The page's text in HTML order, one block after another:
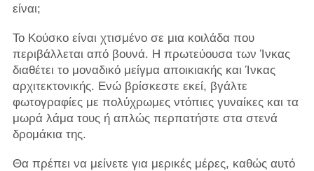
είναι;
Το Κούσκο είναι χτισμένο σε μια κοιλάδα που
περιβάλλεται από βουνά. Η πρωτεύουσα των Ίνκας
διαθέτει το μοναδικό μείγμα αποικιακής και Ίνκας
αρχιτεκτονικής. Ενώ βρίσκεστε εκεί, βγάλτε
φωτογραφίες με πολύχρωμες ντόπιες γυναίκες και τα
μωρά λάμα τους ή απλώς περπατήστε στα στενά
δρομάκια της.
Θα πρέπει να μείνετε για μερικές μέρες, καθώς αυτό